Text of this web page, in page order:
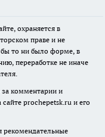
охраняется в
праве и не
то ни было форме, в
переработке не иначе
за комментарии и
prochepetsk.ru и его